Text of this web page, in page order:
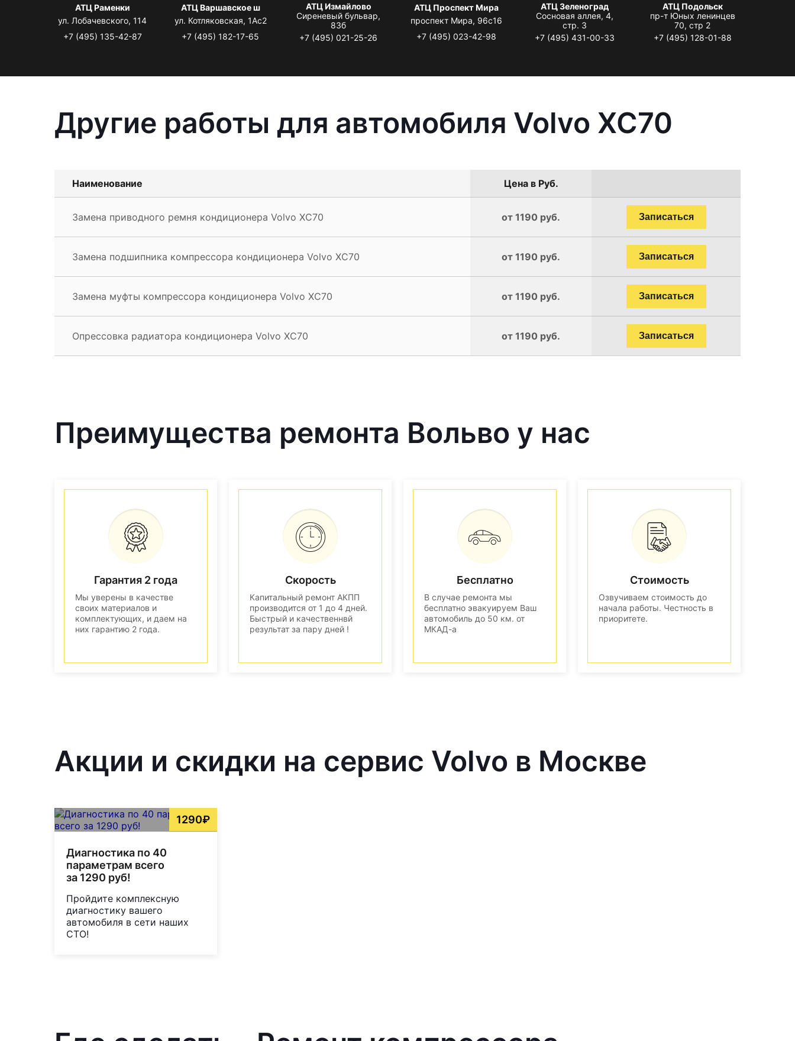
АТЦ Раменки
ул. Лобачевского, 114
+7 (495) 135-42-87
АТЦ Варшавское ш
ул. Котляковская, 1Ас2
+7 (495) 182-17-65
АТЦ Измайлово
Сиреневый бульвар,
83б
+7 (495) 021-25-26
АТЦ Проспект Мира
проспект Мира, 96с16
+7 (495) 023-42-98
АТЦ Зеленоград
Сосновая аллея, 4,
стр. 3
+7 (495) 431-00-33
АТЦ Подольск
пр-т Юных ленинцев
70, стр 2
+7 (495) 128-01-88
Другие работы для автомобиля Volvo XC70
Наименование Цена в Руб.
Замена приводного ремня кондиционера Volvo XC70 от 1190 руб. Записаться
Замена подшипника компрессора кондиционера Volvo XC70 от 1190 руб. Записаться
Замена муфты компрессора кондиционера Volvo XC70 от 1190 руб. Записаться
Опрессовка радиатора кондиционера Volvo XC70 от 1190 руб. Записаться
Преимущества ремонта Вольво у нас
Гарантия 2 года
Мы уверены в качестве
своих материалов и
комплектующих, и даем на
них гарантию 2 года.
Скорость
Капитальный ремонт АКПП
производится от 1 до 4 дней.
Быстрый и качественнвй
результат за пару дней !
Бесплатно
В случае ремонта мы
бесплатно эвакуируем Ваш
автомобиль до 50 км. от
МКАД-а
Стоимость
Озвучиваем стоимость до
начала работы. Честность в
приоритете.
Акции и скидки на сервис Volvo в Москве
1290₽
Диагностика по 40
параметрам всего
за 1290 руб!
Пройдите комплексную
диагностику вашего
автомобиля в сети наших
СТО!